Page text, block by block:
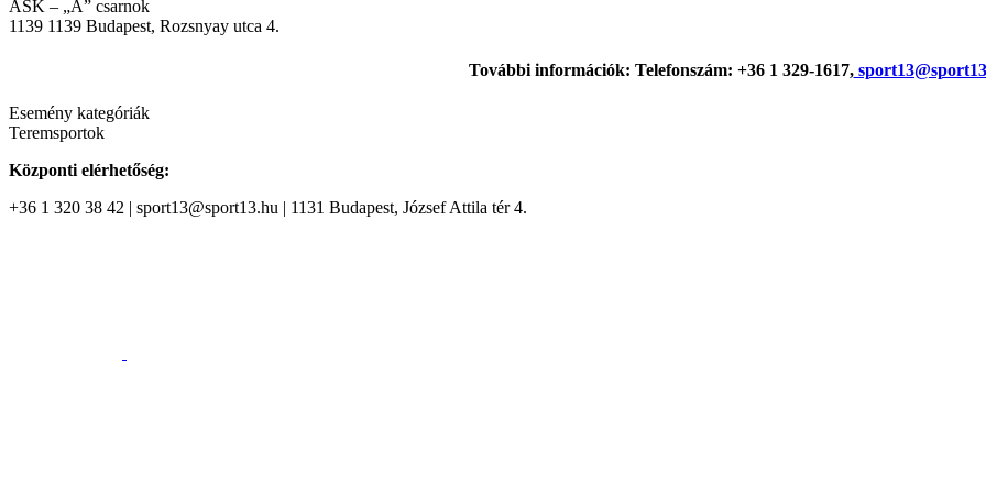
ASK – „A” csarnok
1139 1139 Budapest, Rozsnyay utca 4.
További információk: Telefonszám: +36 1 329-1617,
Esemény kategóriák
Teremsportok
Központi elérhetőség:
+36 1 320 38 42 | sport13@sport13.hu | 1131 Budapest, József Attila tér 4.